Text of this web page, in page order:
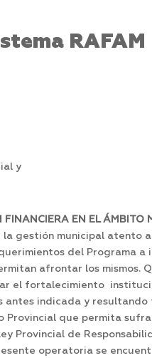
RAFAM
y
EN EL ÁMBITO
la gestión municipal atento
del Programa a
afrontar los mismos.
el fortalecimiento
antes indicada y resultando
Provincial que permita
Provincial de
operatoria se